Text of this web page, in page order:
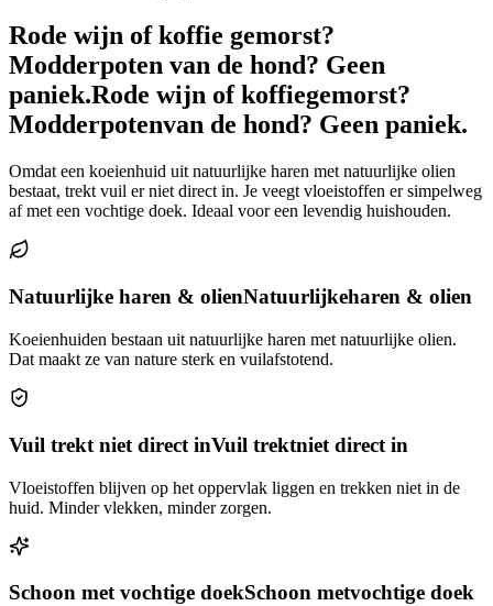
Rode wijn of koffie gemorst?
Modderpoten van de hond? Geen
paniek.Rode wijn of koffiegemorst?
Modderpotenvan de hond? Geen paniek.
Omdat een koeienhuid uit natuurlijke haren met natuurlijke olien
bestaat, trekt vuil er niet direct in. Je veegt vloeistoffen er simpelweg
af met een vochtige doek. Ideaal voor een levendig huishouden.
Natuurlijke haren & olienNatuurlijkeharen & olien
Koeienhuiden bestaan uit natuurlijke haren met natuurlijke olien.
Dat maakt ze van nature sterk en vuilafstotend.
Vuil trekt niet direct inVuil trektniet direct in
Vloeistoffen blijven op het oppervlak liggen en trekken niet in de
huid. Minder vlekken, minder zorgen.
Schoon met vochtige doekSchoon metvochtige doek